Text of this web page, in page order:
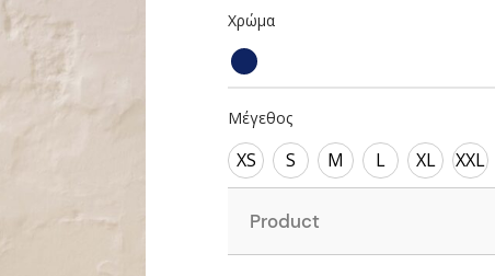
Χρώμα
Μέγεθος
XS S M L XL XXL
Product